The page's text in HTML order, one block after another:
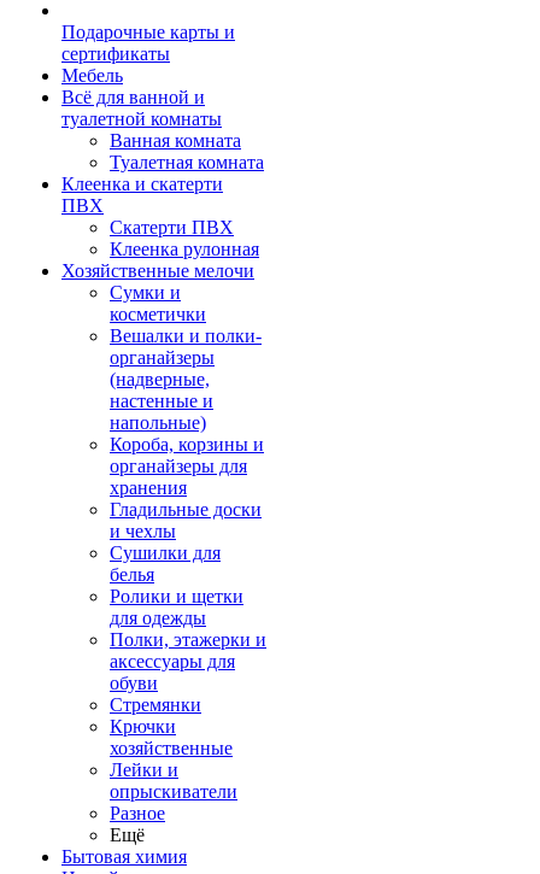
Подарочные карты и
сертификаты
Мебель
Всё для ванной и
туалетной комнаты
Ванная комната
Туалетная комната
Клеенка и скатерти
ПВХ
Скатерти ПВХ
Клеенка рулонная
Хозяйственные мелочи
Сумки и
косметички
Вешалки и полки-
органайзеры
(надверные,
настенные и
напольные)
Короба, корзины и
органайзеры для
хранения
Гладильные доски
и чехлы
Сушилки для
белья
Ролики и щетки
для одежды
Полки, этажерки и
аксессуары для
обуви
Стремянки
Крючки
хозяйственные
Лейки и
опрыскиватели
Разное
Ещё
Бытовая химия